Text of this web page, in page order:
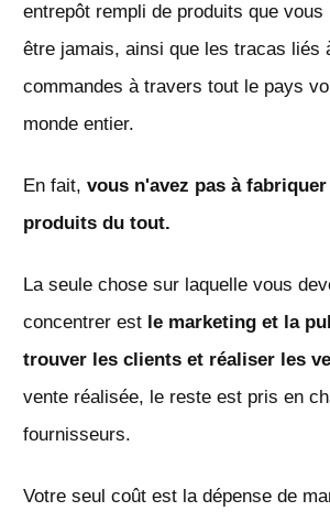
entrepôt rempli de produits que vous
être jamais, ainsi que les tracas liés
commandes à travers tout le pays
monde entier.
En fait, vous n'avez pas à
produits du tout.
La seule chose sur laquelle vous
concentrer est le marketing et la
trouver les clients et réaliser les
vente réalisée, le reste est pris en
fournisseurs.
Votre seul coût est la dépense de